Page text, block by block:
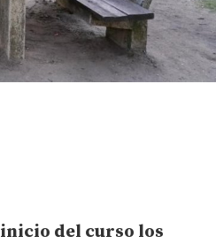
inicio del curso los